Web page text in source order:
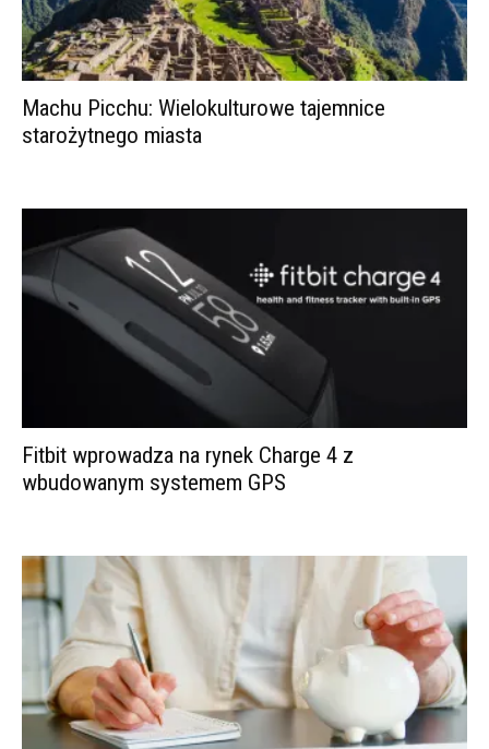
Machu Picchu: Wielokulturowe tajemnice
starożytnego miasta
Fitbit wprowadza na rynek Charge 4 z
wbudowanym systemem GPS